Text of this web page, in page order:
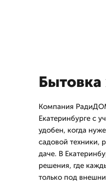
Бытовка
Компания
Екатеринбурге с
удобен, когда
садовой техники,
даче. В
решения, где
только под